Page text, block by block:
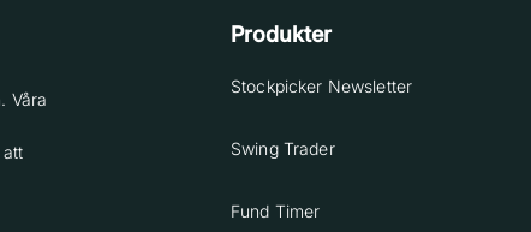
Våra
Produkter
Stockpicker Newsletter
Swing Trader
Fund Timer